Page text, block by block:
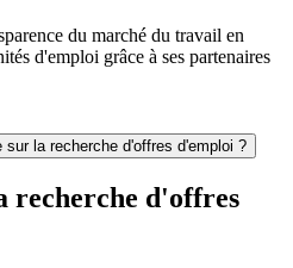
du marché du travail en
d'emploi grâce à ses partenaires
la recherche d'offres d'emploi ?
recherche d'offres